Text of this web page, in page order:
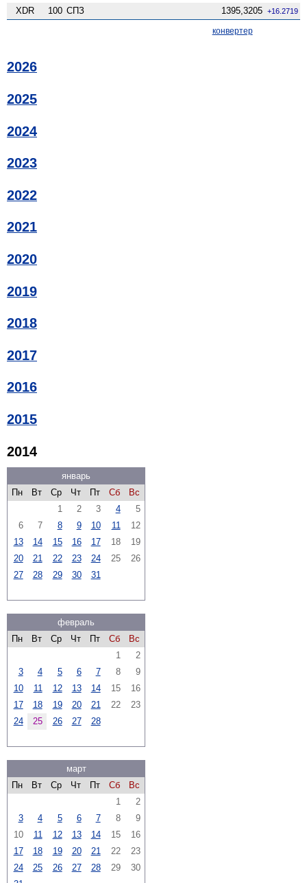
XDR 100 СПЗ 1395,3205 +16.2719
конвертер
2026
2025
2024
2023
2022
2021
2020
2019
2018
2017
2016
2015
2014
январь
Пн
Вт Ср Чт Пт Сб
Вс
1
2 3 4
5
6
7 8 9 10 11
12
13
14 15 16 17 18
19
20
21 22 23 24 25
26
27
28 29 30 31
февраль
Пн
Вт Ср Чт Пт Сб
Вс
1
2
3
4 5 6 7 8
9
10
11 12 13 14 15
16
17
18 19 20 21 22
23
24
25 26 27 28
март
Пн
Вт Ср Чт Пт Сб
Вс
1
2
3
4 5 6 7 8
9
10
11 12 13 14 15
16
17
18 19 20 21 22
23
24
25 26 27 28 29
30